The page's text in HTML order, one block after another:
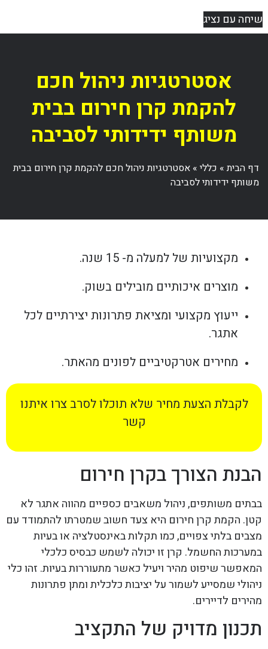
שיחה עם נציג
אסטרטגיות ניהול חכם
להקמת קרן חירום בבית
משותף ידידותי לסביבה
דף הבית» כללי» אסטרטגיות ניהול חכם להקמת קרן חירום בבית
משותף ידידותי לסביבה
מקצועיות של למעלה מ- 15 שנה.
מוצרים איכותיים מובילים בשוק.
ייעוץ מקצועי ומציאת פתרונות יצירתיים לכל
אתגר.
מחירים אטרקטיביים לפונים מהאתר.
לקבלת הצעת מחיר שלא תוכלו לסרב צרו איתנו
קשר
הבנת הצורך בקרן חירום
בבתים משותפים, ניהול משאבים כספיים מהווה אתגר לא
קטן. הקמת קרן חירום היא צעד חשוב שמטרתו להתמודד עם
מצבים בלתי צפויים, כמו תקלות באינסטלציה או בעיות
במערכות החשמל. קרן זו יכולה לשמש כבסיס כלכלי
המאפשר שיפוט מהיר ויעיל כאשר מתעוררות בעיות. זהו כלי
ניהולי שמסייע לשמור על יציבות כלכלית ומתן פתרונות
מהירים לדיירים.
תכנון מדויק של התקציב